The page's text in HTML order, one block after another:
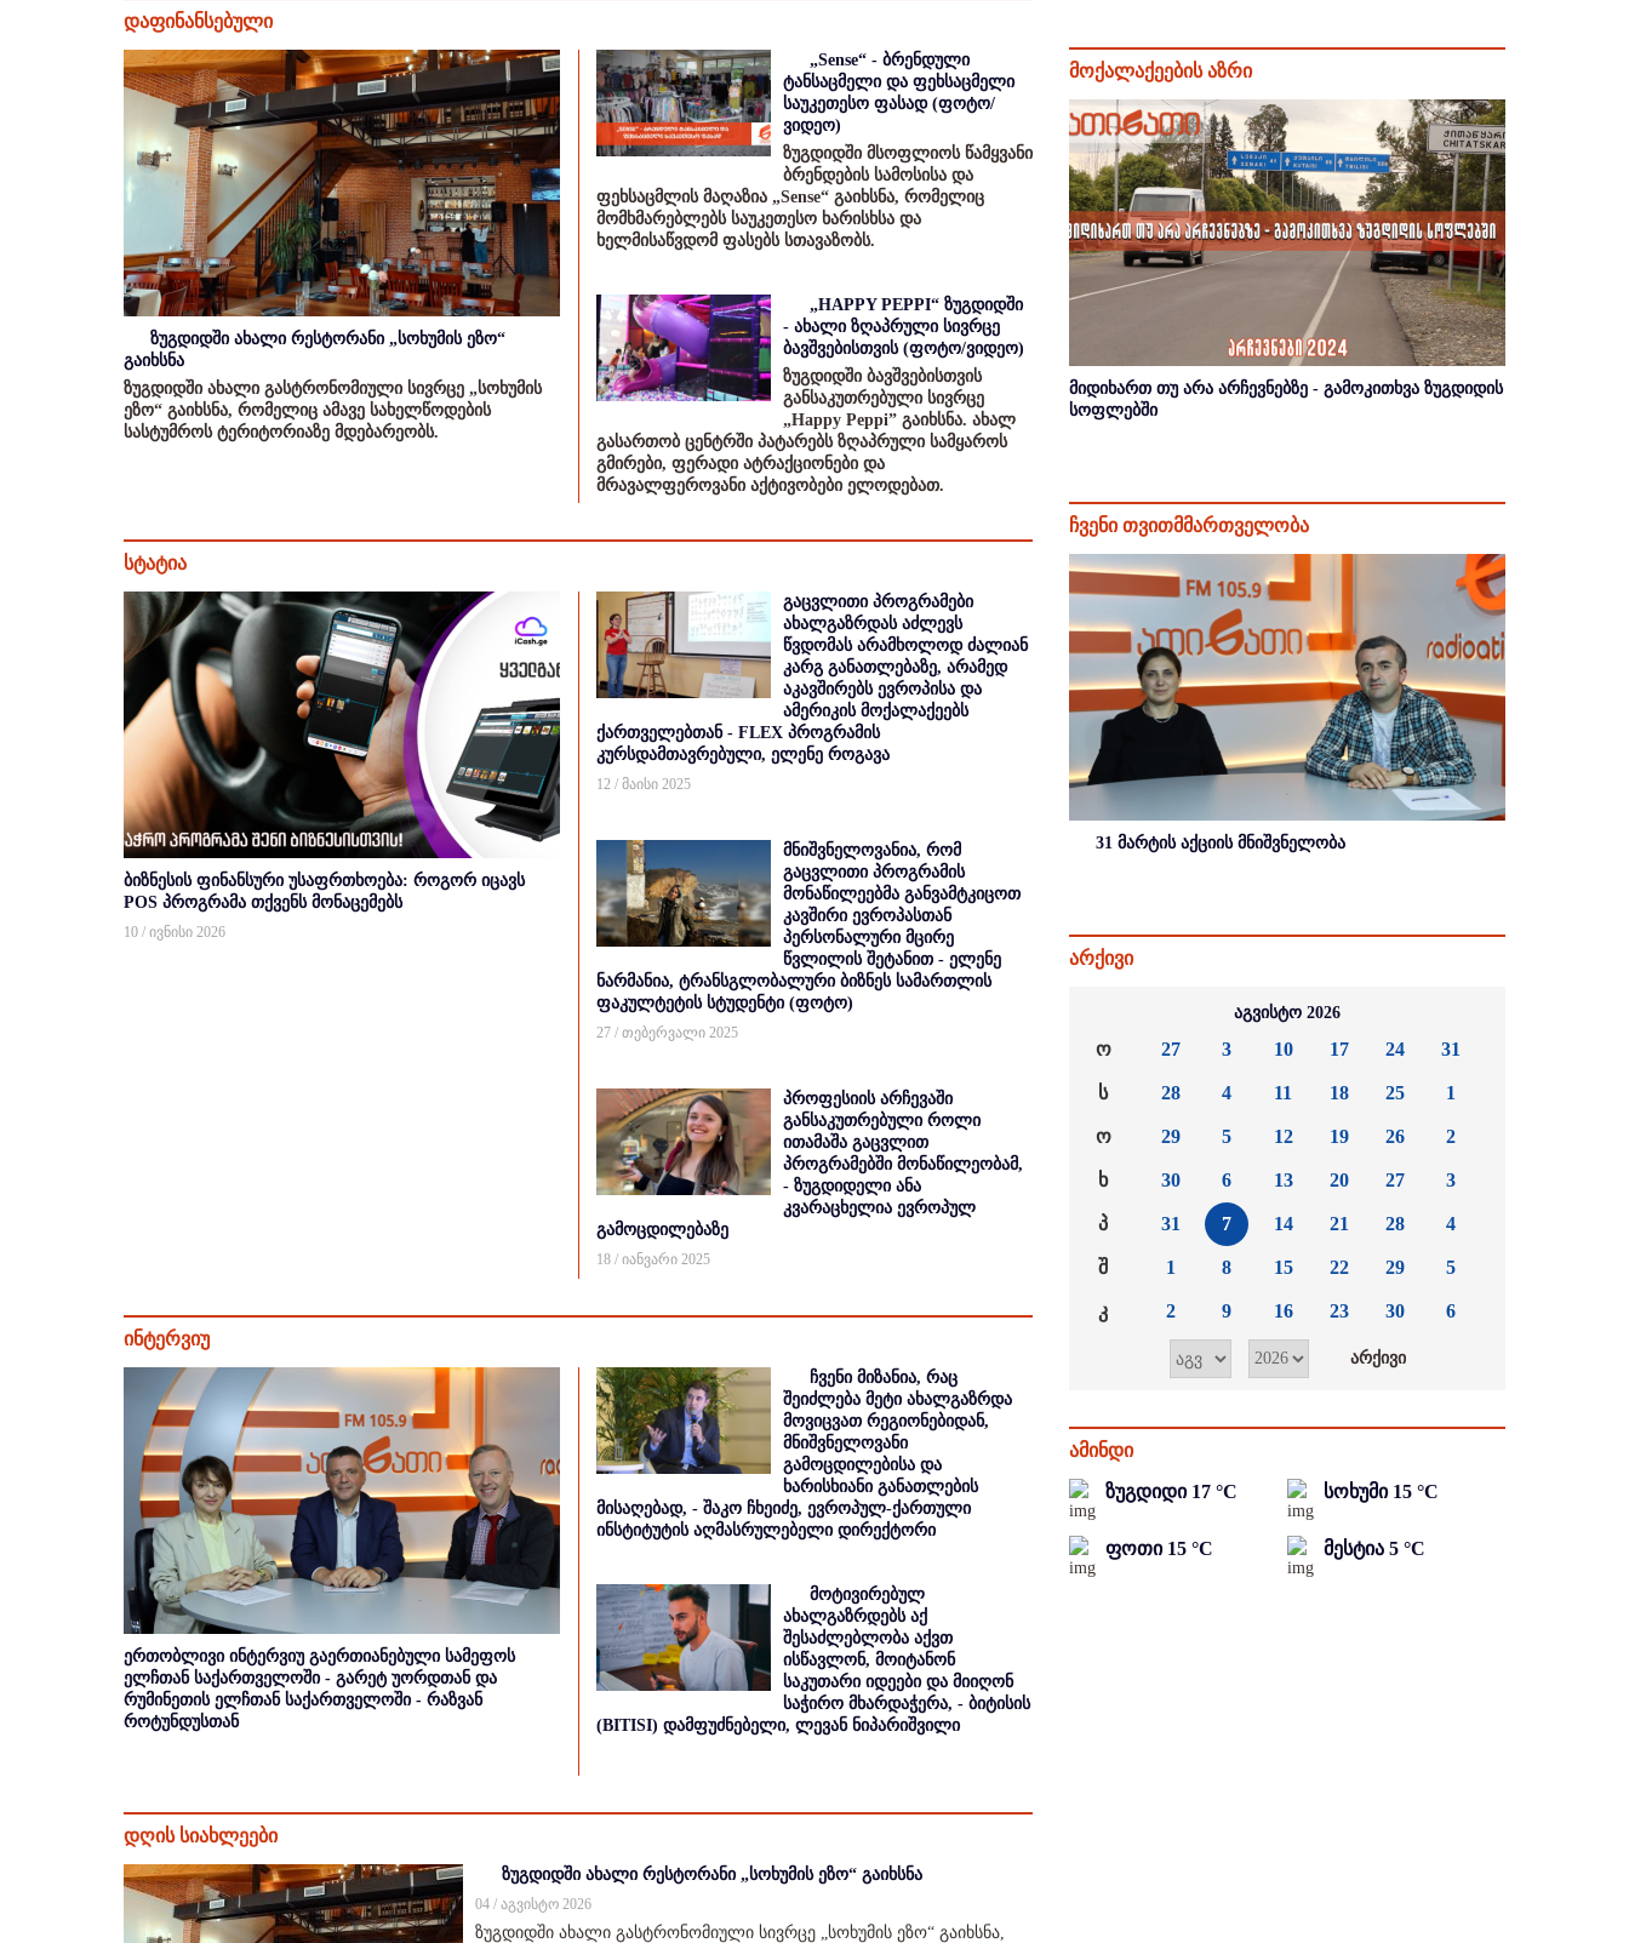
დაფინანსებული
ზუგდიდში ახალი რესტორანი „სოხუმის ეზო“
გაიხსნა
ზუგდიდში ახალი გასტრონომიული სივრცე „სოხუმის
ეზო“ გაიხსნა, რომელიც ამავე სახელწოდების
სასტუმროს ტერიტორიაზე მდებარეობს.
„Sense“ - ბრენდული
ტანსაცმელი და ფეხსაცმელი
საუკეთესო ფასად (ფოტო/
ვიდეო)
ზუგდიდში მსოფლიოს წამყვანი
ბრენდების სამოსისა და
ფეხსაცმლის მაღაზია „Sense“ გაიხსნა, რომელიც
მომხმარებლებს საუკეთესო ხარისხსა და
ხელმისაწვდომ ფასებს სთავაზობს.
„HAPPY PEPPI“ ზუგდიდში
- ახალი ზღაპრული სივრცე
ბავშვებისთვის (ფოტო/ვიდეო)
ზუგდიდში ბავშვებისთვის
განსაკუთრებული სივრცე
„Happy Peppi” გაიხსნა. ახალ
გასართობ ცენტრში პატარებს ზღაპრული სამყაროს
გმირები, ფერადი ატრაქციონები და
მრავალფეროვანი აქტივობები ელოდებათ.
სტატია
ბიზნესის ფინანსური უსაფრთხოება: როგორ იცავს
POS პროგრამა თქვენს მონაცემებს
10 / ივნისი 2026
გაცვლითი პროგრამები
ახალგაზრდას აძლევს
წვდომას არამხოლოდ ძალიან
კარგ განათლებაზე, არამედ
აკავშირებს ევროპისა და
ამერიკის მოქალაქეებს
ქართველებთან - FLEX პროგრამის
კურსდამთავრებული, ელენე როგავა
12 / მაისი 2025
მნიშვნელოვანია, რომ
გაცვლითი პროგრამის
მონაწილეებმა განვამტკიცოთ
კავშირი ევროპასთან
პერსონალური მცირე
წვლილის შეტანით - ელენე
ნარმანია, ტრანსგლობალური ბიზნეს სამართლის
ფაკულტეტის სტუდენტი (ფოტო)
27 / თებერვალი 2025
პროფესიის არჩევაში
განსაკუთრებული როლი
ითამაშა გაცვლით
პროგრამებში მონაწილეობამ,
- ზუგდიდელი ანა
კვარაცხელია ევროპულ
გამოცდილებაზე
18 / იანვარი 2025
ინტერვიუ
ერთობლივი ინტერვიუ გაერთიანებული სამეფოს
ელჩთან საქართველოში - გარეტ უორდთან და
რუმინეთის ელჩთან საქართველოში - რაზვან
როტუნდუსთან
ჩვენი მიზანია, რაც
შეიძლება მეტი ახალგაზრდა
მოვიცვათ რეგიონებიდან,
მნიშვნელოვანი
გამოცდილებისა და
ხარისხიანი განათლების
მისაღებად, - შაკო ჩხეიძე, ევროპულ-ქართული
ინსტიტუტის აღმასრულებელი დირექტორი
მოტივირებულ
ახალგაზრდებს აქ
შესაძლებლობა აქვთ
ისწავლონ, მოიტანონ
საკუთარი იდეები და მიიღონ
საჭირო მხარდაჭერა, - ბიტისის
(BITISI) დამფუძნებელი, ლევან ნიპარიშვილი
დღის სიახლეები
ზუგდიდში ახალი რესტორანი „სოხუმის ეზო“ გაიხსნა
04 / აგვისტო 2026
ზუგდიდში ახალი გასტრონომიული სივრცე „სოხუმის ეზო“ გაიხსნა,
მოქალაქეების აზრი
მიდიხართ თუ არა არჩევნებზე - გამოკითხვა ზუგდიდის
სოფლებში
ჩვენი თვითმმართველობა
31 მარტის აქციის მნიშვნელობა
არქივი
აგვისტო 2026
ო
ს
ო
ხ
პ
შ
კ
27
28
29
30
31
1
2
3
4
5
6
7
8
9
10
11
12
13
14
15
16
17
18
19
20
21
22
23
24
25
26
27
28
29
30
31
1
2
3
4
5
6
ამინდი
ზუგდიდი 17 °C სოხუმი 15 °C
ფოთი 15 °C მესტია 5 °C